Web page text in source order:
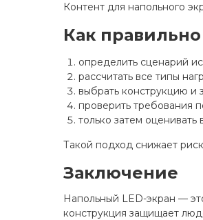
Контент для напольного
определить сценарий
рассчитать все типы
выбрать конструкцию и
проверить требования
только затем оценивать
Такой подход снижает
Напольный LED-экран —
конструкция защищает
Как
Заключение